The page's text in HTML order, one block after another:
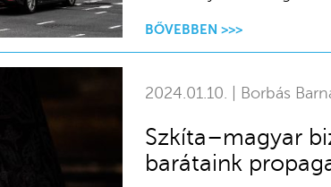
BŐVEBBEN >>>
2024.01.10. | Borbás
Szkíta–magyar
barátaink